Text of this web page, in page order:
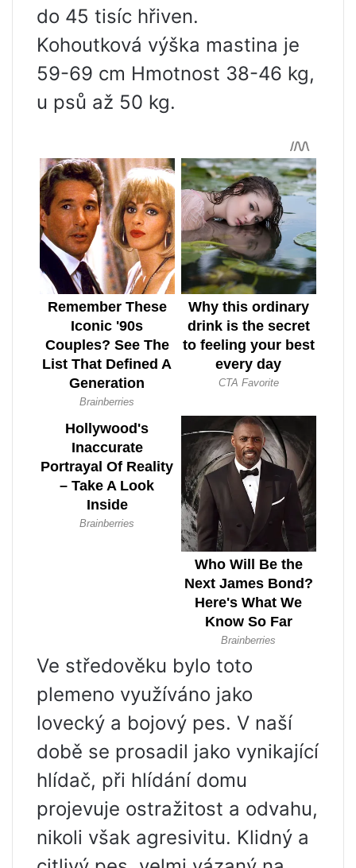
do 45 tisíc hřiven.
Kohoutková výška mastina je
59-69 cm Hmotnost 38-46 kg,
u psů až 50 kg.
Ve středověku bylo toto
plemeno využíváno jako
lovecký a bojový pes. V naší
době se prosadil jako vynikající
hlídač, při hlídání domu
projevuje ostražitost a odvahu,
nikoli však agresivitu. Klidný a